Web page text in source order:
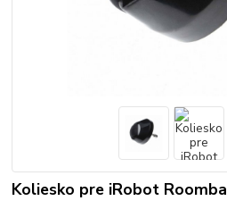
Koliesko pre iRobot Roomba